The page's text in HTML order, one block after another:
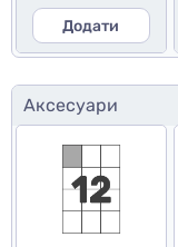
Додати
Аксесуари